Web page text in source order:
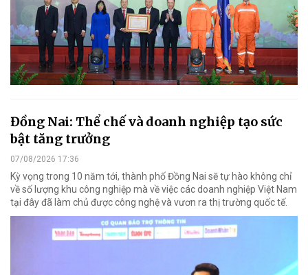
Đồng Nai: Thể chế và doanh nghiệp tạo sức
bật tăng trưởng
07/08/2026 17:36
Kỳ vọng trong 10 năm tới, thành phố Đồng Nai sẽ tự hào không chỉ
về số lượng khu công nghiệp mà về việc các doanh nghiệp Việt Nam
tại đây đã làm chủ được công nghệ và vươn ra thị trường quốc tế.